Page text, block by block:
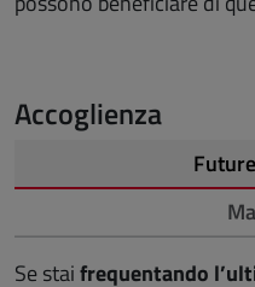
Accoglienza
Se staifrequentando